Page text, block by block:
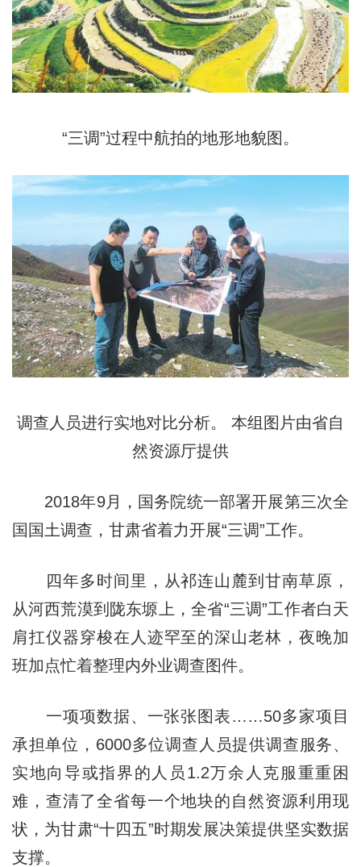
“三调”过程中航拍的地形地貌图。
调查人员进行实地对比分析。 本组图片由省自
然资源厅提供
2018年9月，国务院统一部署开展第三次全
国国土调查，甘肃省着力开展“三调”工作。
四年多时间里，从祁连山麓到甘南草原，
从河西荒漠到陇东塬上，全省“三调”工作者白天
肩扛仪器穿梭在人迹罕至的深山老林，夜晚加
班加点忙着整理内外业调查图件。
一项项数据、一张张图表……50多家项目
承担单位，6000多位调查人员提供调查服务、
实地向导或指界的人员1.2万余人克服重重困
难，查清了全省每一个地块的自然资源利用现
状，为甘肃“十四五”时期发展决策提供坚实数据
支撑。